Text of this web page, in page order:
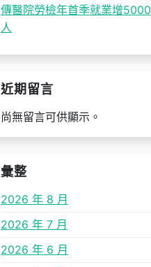
傳醫院勞檢年首季就業增5000
人
近期留言
尚無留言可供顯示。
彙整
2026 年 8 月
2026 年 7 月
2026 年 6 月